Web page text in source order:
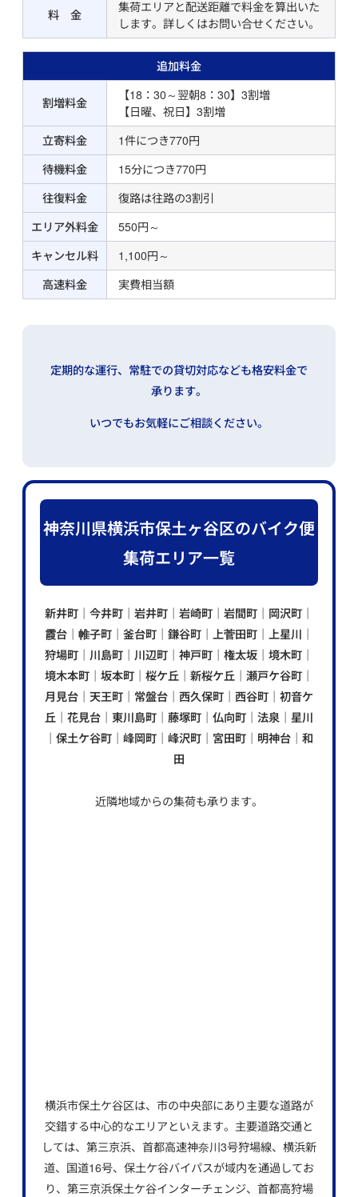
料 金
集荷エリアと配送距離で料金を算出いた
します。詳しくはお問い合せください。
追加料金
割増料金
【18：30～翌朝8：30】3割増
【日曜、祝日】3割増
立寄料金
1件につき770円
待機料金
15分につき770円
往復料金
復路は往路の3割引
エリア外料金
550円～
キャンセル料
1,100円～
高速料金
実費相当額
定期的な運行、常駐での貸切対応なども格安料金で
承ります。
いつでもお気軽にご相談ください。
神奈川県横浜市保土ヶ谷区のバイク便
集荷エリア一覧
新井町｜今井町｜岩井町｜岩崎町｜岩間町｜岡沢町｜
霞台｜帷子町｜釜台町｜鎌谷町｜上菅田町｜上星川｜
狩場町｜川島町｜川辺町｜神戸町｜権太坂｜境木町｜
境木本町｜坂本町｜桜ケ丘｜新桜ケ丘｜瀬戸ケ谷町｜
月見台｜天王町｜常盤台｜西久保町｜西谷町｜初音ケ
丘｜花見台｜東川島町｜藤塚町｜仏向町｜法泉｜星川
｜保土ケ谷町｜峰岡町｜峰沢町｜宮田町｜明神台｜和
田
近隣地域からの集荷も承ります。
横浜市保土ケ谷区は、市の中央部にあり主要な道路が
交錯する中心的なエリアといえます。主要道路交通と
しては、第三京浜、首都高速神奈川3号狩場線、横浜新
道、国道16号、保土ケ谷バイパスが域内を通過してお
り、第三京浜保土ケ谷インターチェンジ、首都高狩場